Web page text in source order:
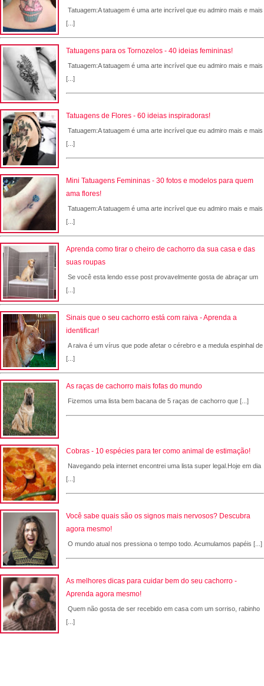
Tatuagem:A tatuagem é uma arte incrível que eu admiro mais e mais
[...]
Tatuagens para os Tornozelos - 40 ideias femininas!
Tatuagem:A tatuagem é uma arte incrível que eu admiro mais e mais
[...]
Tatuagens de Flores - 60 ideias inspiradoras!
Tatuagem:A tatuagem é uma arte incrível que eu admiro mais e mais
[...]
Mini Tatuagens Femininas - 30 fotos e modelos para quem
ama flores!
Tatuagem:A tatuagem é uma arte incrível que eu admiro mais e mais
[...]
Aprenda como tirar o cheiro de cachorro da sua casa e das
suas roupas
Se você esta lendo esse post provavelmente gosta de abraçar um
[...]
Sinais que o seu cachorro está com raiva - Aprenda a
identificar!
A raiva é um vírus que pode afetar o cérebro e a medula espinhal de
[...]
As raças de cachorro mais fofas do mundo
Fizemos uma lista bem bacana de 5 raças de cachorro que [...]
Cobras - 10 espécies para ter como animal de estimação!
Navegando pela internet encontrei uma lista super legal.Hoje em dia
[...]
Você sabe quais são os signos mais nervosos? Descubra
agora mesmo!
O mundo atual nos pressiona o tempo todo. Acumulamos papéis [...]
As melhores dicas para cuidar bem do seu cachorro -
Aprenda agora mesmo!
Quem não gosta de ser recebido em casa com um sorriso, rabinho
[...]